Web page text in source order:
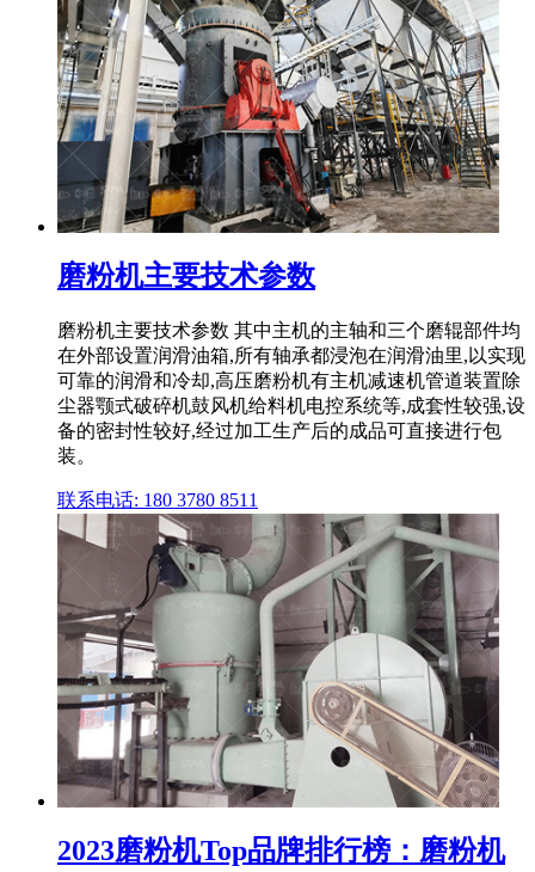
磨粉机主要技术参数
磨粉机主要技术参数 其中主机的主轴和三个磨辊部件均
在外部设置润滑油箱,所有轴承都浸泡在润滑油里,以实现
可靠的润滑和冷却,高压磨粉机有主机减速机管道装置除
尘器颚式破碎机鼓风机给料机电控系统等,成套性较强,设
备的密封性较好,经过加工生产后的成品可直接进行包
装。
联系电话: 180 3780 8511
2023磨粉机Top品牌排行榜：磨粉机